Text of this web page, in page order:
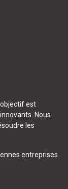
est
Nous
les
entreprises